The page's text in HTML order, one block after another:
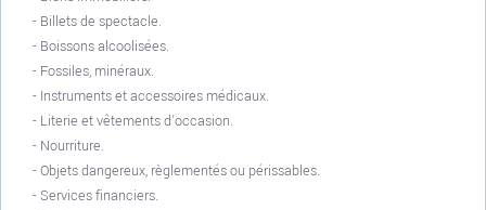
- Billets de spectacle.
- Boissons alcoolisées.
- Fossiles, minéraux.
- Instruments et accessoires médicaux.
- Literie et vêtements d'occasion.
- Nourriture.
- Objets dangereux, règlementés ou périssables.
- Services financiers.